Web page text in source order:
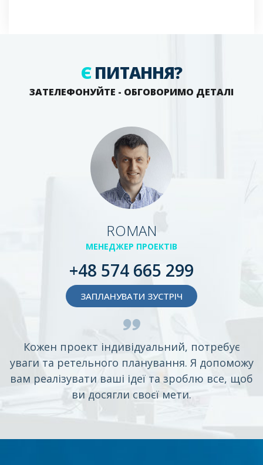
ЄПИТАННЯ?
ЗАТЕЛЕФОНУЙТЕ - ОБГОВОРИМО ДЕТАЛІ
ROMAN
МЕНЕДЖЕР ПРОЕКТІВ
+48 574 665 299
ЗАПЛАНУВАТИ ЗУСТРІЧ
Кожен проект індивідуальний, потребує
уваги та ретельного планування. Я допоможу
вам реалізувати ваші ідеї та зроблю все, щоб
ви досягли своєї мети.